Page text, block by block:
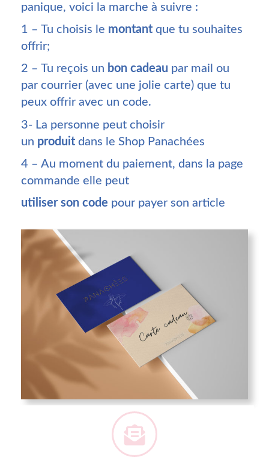
panique, voici la marche à suivre :
1 – Tu choisis le montant que tu souhaites
offrir;
2 – Tu reçois un bon cadeau par mail ou
par courrier (avec une jolie carte) que tu
peux offrir avec un code.
3- La personne peut choisir
un produit dans le Shop Panachées
4 – Au moment du paiement, dans la page
commande elle peut
utiliser son code pour payer son article